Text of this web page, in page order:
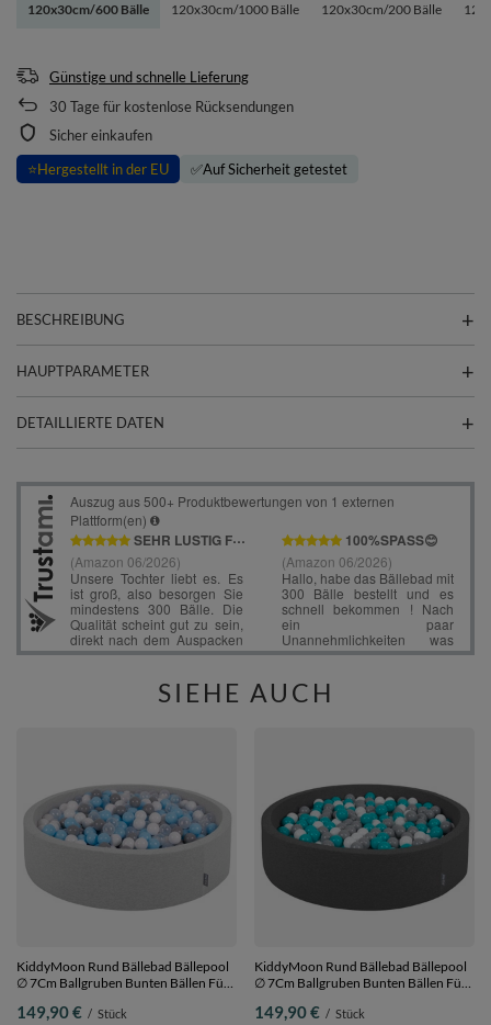
120x30cm/600 Bälle 120x30cm/1000 Bälle 120x30cm/200 Bälle
Günstige und schnelle Lieferung
30 Tage für kostenlose Rücksendungen
Sicher einkaufen
⭐Hergestellt in der EU ✅Auf Sicherheit getestet
BESCHREIBUNG
HAUPTPARAMETER
DETAILLIERTE DATEN
SIEHE AUCH
KiddyMoon Rund Bällebad Bällepool
∅ 7Cm Ballgruben Bunten Bällen Für
Hergestellt in der EU, hellgrau:
149,90 € / Stück
KiddyMoon Rund Bällebad Bällepool
∅ 7Cm Ballgruben Bunten Bällen Für
Hergestellt in der EU,
149,90 € / Stück